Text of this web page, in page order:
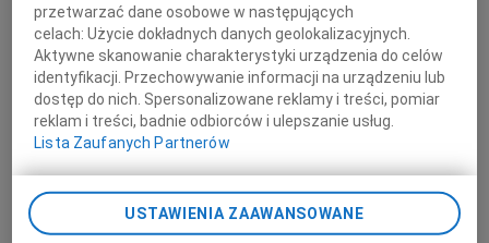
przetwarzać dane osobowe w następujących
celach:Użycie dokładnych danych geolokalizacyjnych.
Aktywne skanowanie charakterystyki urządzenia do celów
identyfikacji. Przechowywanie informacji na urządzeniu lub
dostęp do nich. Spersonalizowane reklamy i treści, pomiar
reklam i treści, badnie odbiorców i ulepszanie usług.
Lista Zaufanych Partnerów
USTAWIENIA ZAAWANSOWANE